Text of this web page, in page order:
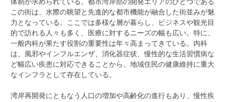
この街は、水際の眺望と先進的な都市機能が融合した街並みが魅
力となっている。ここでは多様な層が暮らし、ビジネスや観光目
的で訪れる人々も多く、医療に対するニーズの幅も広い。特に、
一般内科が果たす役割の重要性は年々高まってきている。内科
は、風邪やインフルエンザ、消化器症状、慢性的な生活習慣病な
ど幅広い疾患に対応できることから、地域住民の健康維持に重大
なインフラとして存在している。
湾岸再開発にともなう人口の増加や高齢化の進行もあり、慢性疾